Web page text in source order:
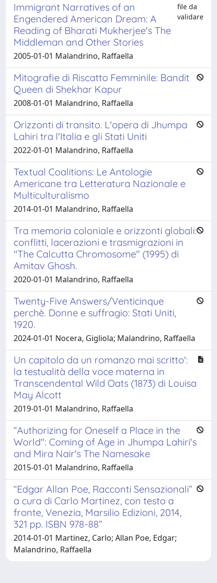
Immigrant Narratives of an
Engendered American Dream: A
Reading of Bharati Mukherjee's The
Middleman and Other Stories
file da
validare
2005-01-01 Malandrino, Raffaella
Mitografie di Riscatto Femminile: Bandit
Queen di Shekhar Kapur
2008-01-01 Malandrino, Raffaella
Orizzonti di transito. L'opera di Jhumpa
Lahiri tra l'Italia e gli Stati Uniti
2022-01-01 Malandrino, Raffaella
Textual Coalitions: Le Antologie
Americane tra Letteratura Nazionale e
Multiculturalismo
2014-01-01 Malandrino, Raffaella
Tra memoria coloniale e orizzonti globali:
conflitti, lacerazioni e trasmigrazioni in
"The Calcutta Chromosome" (1995) di
Amitav Ghosh.
2020-01-01 Malandrino, Raffaella
Twenty-Five Answers/Venticinque
perchè. Donne e suffragio: Stati Uniti,
1920.
2024-01-01 Nocera, Gigliola; Malandrino, Raffaella
Un capitolo da un romanzo mai scritto':
la testualità della voce materna in
Transcendental Wild Oats (1873) di Louisa
May Alcott
2019-01-01 Malandrino, Raffaella
“Authorizing for Oneself a Place in the
World": Coming of Age in Jhumpa Lahiri's
and Mira Nair's The Namesake
2015-01-01 Malandrino, Raffaella
“Edgar Allan Poe, Racconti Sensazionali”
a cura di Carlo Martinez, con testo a
fronte, Venezia, Marsilio Edizioni, 2014,
321 pp. ISBN 978-88”
2014-01-01 Martinez, Carlo; Allan Poe, Edgar;
Malandrino, Raffaella